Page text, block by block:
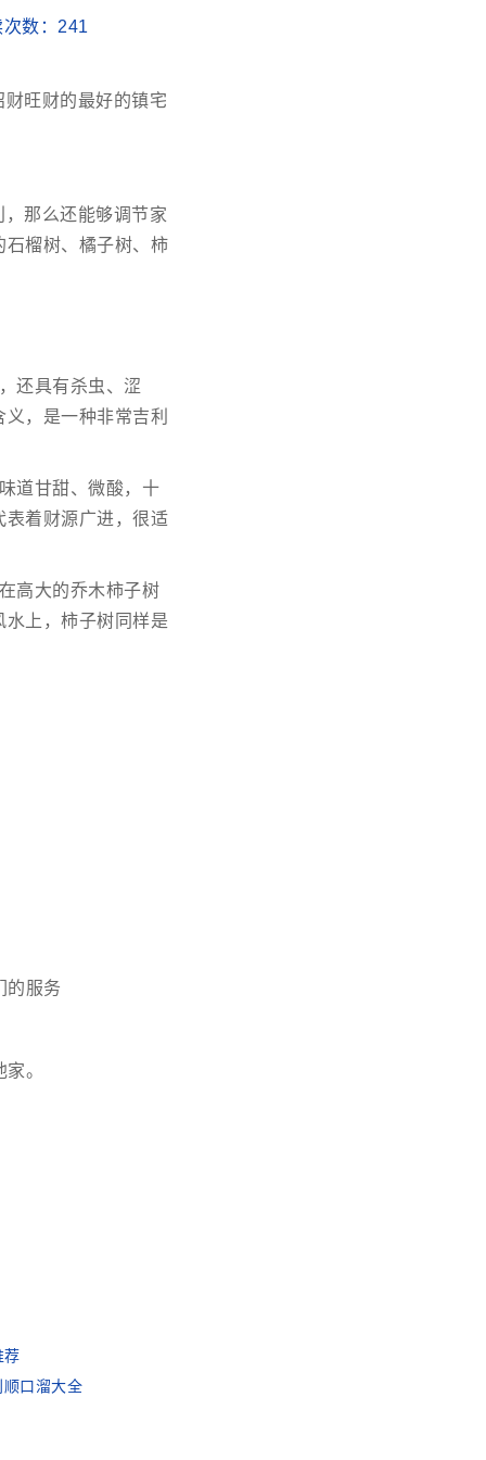
数： 241
旺财的最好的镇宅
那么还能够调节家
石榴树、橘子树、柿
还具有杀虫、涩
，是一种非常吉利
道甘甜、微酸，十
表着财源广进，很适
高大的乔木柿子树
上，柿子树同样是
的服务
。
荐
口溜大全